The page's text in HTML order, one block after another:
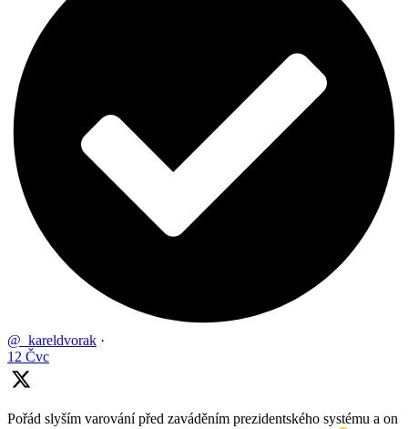
@_kareldvorak ·
12 Čvc
Pořád slyším varování před zaváděním prezidentského systému a on